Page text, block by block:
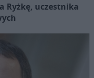
Ryżkę, uczestnika